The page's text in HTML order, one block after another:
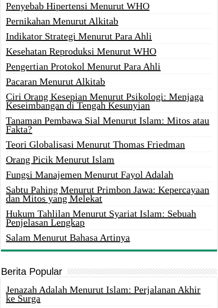
Penyebab Hipertensi Menurut WHO
Pernikahan Menurut Alkitab
Indikator Strategi Menurut Para Ahli
Kesehatan Reproduksi Menurut WHO
Pengertian Protokol Menurut Para Ahli
Pacaran Menurut Alkitab
Ciri Orang Kesepian Menurut Psikologi: Menjaga
Keseimbangan di Tengah Kesunyian
Tanaman Pembawa Sial Menurut Islam: Mitos atau
Fakta?
Teori Globalisasi Menurut Thomas Friedman
Orang Picik Menurut Islam
Fungsi Manajemen Menurut Fayol Adalah
Sabtu Pahing Menurut Primbon Jawa: Kepercayaan
dan Mitos yang Melekat
Hukum Tahlilan Menurut Syariat Islam: Sebuah
Penjelasan Lengkap
Salam Menurut Bahasa Artinya
Berita Popular
Jenazah Adalah Menurut Islam: Perjalanan Akhir
ke Surga